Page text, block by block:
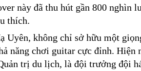
này đã thu hút gần 800 nghìn
thích.
không chỉ sở hữu một
năng chơi guitar cực đỉnh. Hiện
trị du lịch, là đội trưởng đội